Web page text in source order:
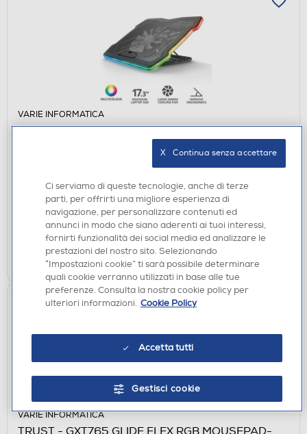
VARIE INFORMATICA
TRUST - GXT1126 AURA LAPTOP COOLING
STAND-Black/Illuminated
Acquisto online:disponibile
Ritiro in negozio in 30' gratuito:verifica
AGGIUNGI
Confronta
VARIE INFORMATICA
TRUST - GXT765 GLIDE FLEX RGB MOUSEPAD-
Ci serviamo di queste tecnologie, anche di terze
parti, per offrirti una migliore esperienza di
navigazione, per personalizzare contenuti ed
annunci in modo che siano aderenti ai tuoi interessi,
fornirti funzionalità dei social media ed analizzare le
prestazioni del nostro sito. Selezionando
“Impostazioni cookie” ti sarà possibile determinare
quali cookie verranno utilizzati in base alle tue
preferenze. Consulta la nostra cookie policy per
ulteriori informazioni. Cookie Policy
Accetta tutti
Gestisci cookie
X   Continua senza accettare